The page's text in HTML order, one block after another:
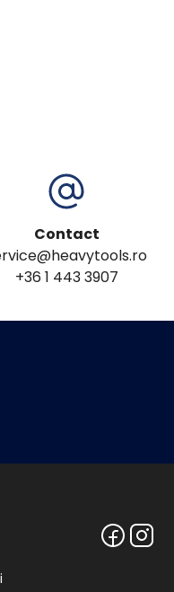
Contact
+36 1 443 3907